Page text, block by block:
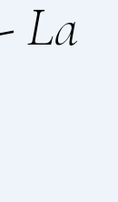
La